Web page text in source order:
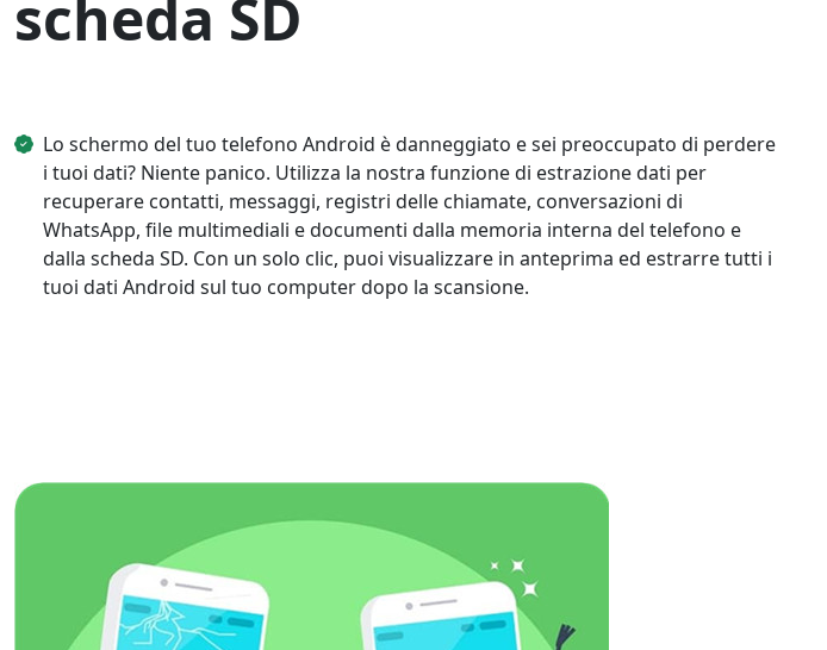
scheda SD
Lo schermo del tuo telefono Android è danneggiato e sei preoccupato di perdere
i tuoi dati? Niente panico. Utilizza la nostra funzione di estrazione dati per
recuperare contatti, messaggi, registri delle chiamate, conversazioni di
WhatsApp, file multimediali e documenti dalla memoria interna del telefono e
dalla scheda SD. Con un solo clic, puoi visualizzare in anteprima ed estrarre tutti i
tuoi dati Android sul tuo computer dopo la scansione.
Gaeilge
繁體中文